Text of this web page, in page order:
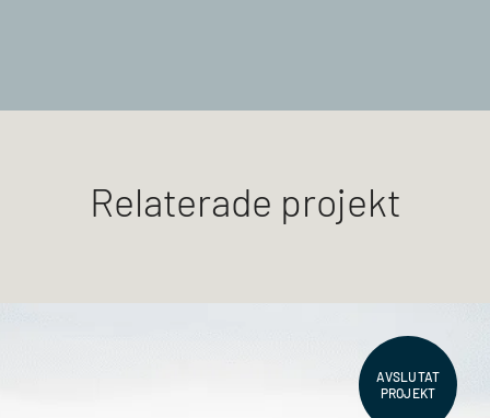
Relaterade projekt
AVSLUTAT
PROJEKT